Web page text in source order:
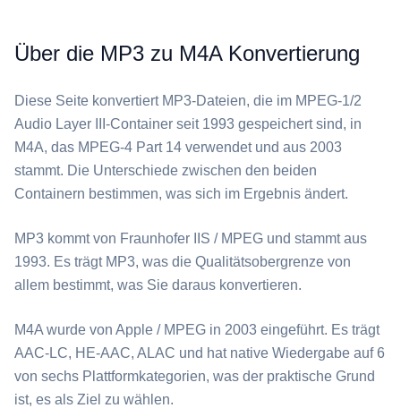
Über die MP3 zu M4A Konvertierung
Diese Seite konvertiert ⁦MP3⁩-Dateien, die im MPEG-1/2
Audio Layer III-Container seit 1993 gespeichert sind, in
⁦M4A⁩, das MPEG-4 Part 14 verwendet und aus 2003
stammt. Die Unterschiede zwischen den beiden
Containern bestimmen, was sich im Ergebnis ändert.
⁦MP3⁩ kommt von Fraunhofer IIS / MPEG und stammt aus
1993. Es trägt MP3, was die Qualitätsobergrenze von
allem bestimmt, was Sie daraus konvertieren.
⁦M4A⁩ wurde von Apple / MPEG in 2003 eingeführt. Es trägt
AAC-LC, HE-AAC, ALAC und hat native Wiedergabe auf 6
von sechs Plattformkategorien, was der praktische Grund
ist, es als Ziel zu wählen.